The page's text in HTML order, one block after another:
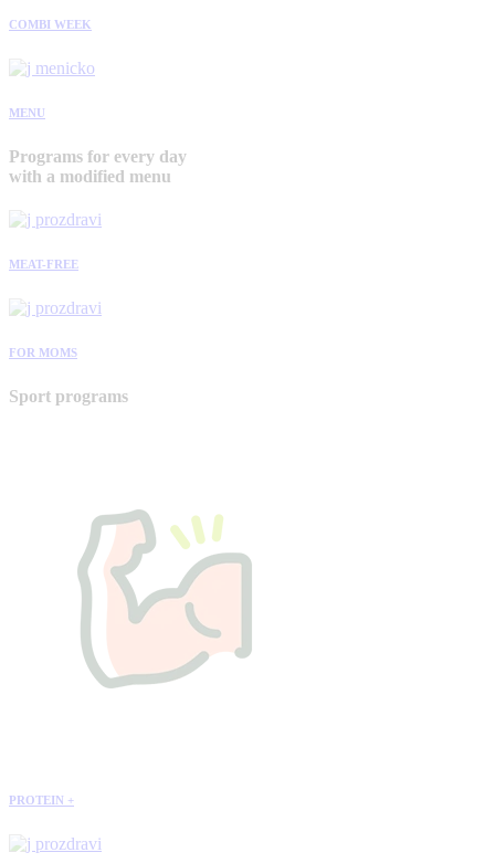
COMBI WEEK
MENU
Programs for every day
with a modified menu
MEAT-FREE
FOR MOMS
Sport programs
PROTEIN +